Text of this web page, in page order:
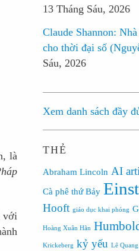
là
với
13 Tháng Sáu, 2026
Claude Shannon:
cho thời đại số
Sáu, 2026
Xem danh sách đầy
THẺ
Abraham Lincoln AI
Cà phê thứ Bảy
Hooft giáo dục khai phóng
Hoàng Xuân Hãn
Krickeberg kỷ yếu Lê